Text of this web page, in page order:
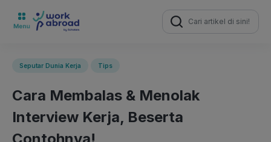
Search
for:
Seputar Dunia Kerja Tips
Cara Membalas & Menolak
Interview Kerja, Beserta